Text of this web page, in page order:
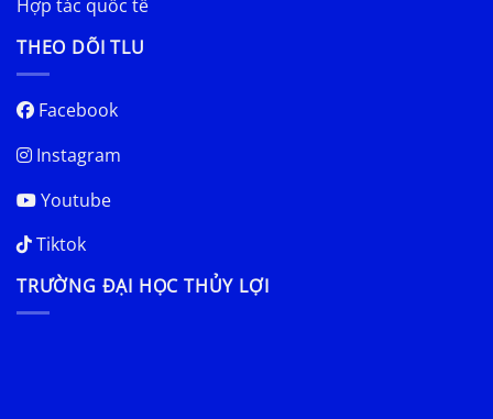
Hợp tác quốc tế
THEO DÕI TLU
Facebook
Instagram
Youtube
Tiktok
TRƯỜNG ĐẠI HỌC THỦY LỢI